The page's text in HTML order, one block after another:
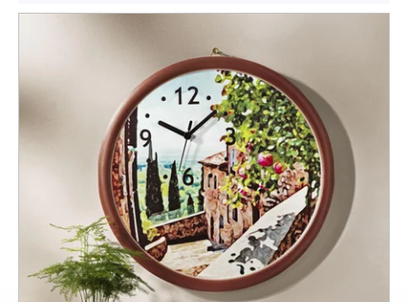
Výpis produktů